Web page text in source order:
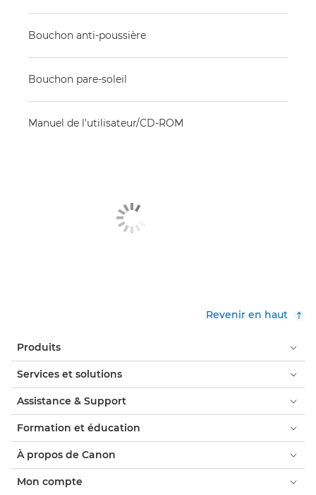
Bouchon anti-poussière
Bouchon pare-soleil
Manuel de l'utilisateur/CD-ROM
Revenir en haut
Produits
Services et solutions
Assistance & Support
Formation et éducation
À propos de Canon
Mon compte